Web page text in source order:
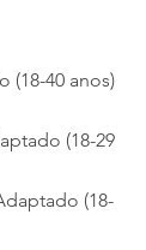
(18-40 anos)
(18-29
(18-